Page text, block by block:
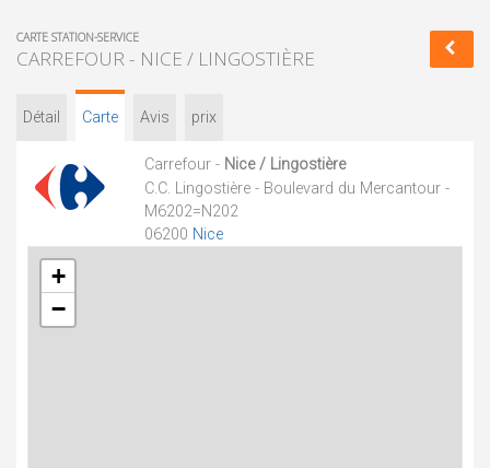
CARTE STATION-SERVICE
CARREFOUR - NICE / LINGOSTIÈRE
Détail Carte Avis prix
Carrefour - Nice / Lingostière
C.C. Lingostière - Boulevard du Mercantour -
M6202=N202
06200 Nice
+
−